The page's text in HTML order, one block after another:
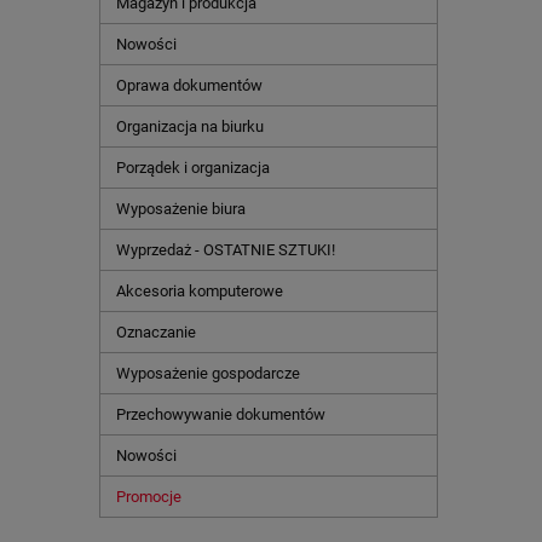
Nowości
Oprawa dokumentów
Organizacja na biurku
Porządek i organizacja
Wyposażenie biura
Wyprzedaż - OSTATNIE SZTUKI!
Akcesoria komputerowe
Oznaczanie
Wyposażenie gospodarcze
Przechowywanie dokumentów
Nowości
Promocje